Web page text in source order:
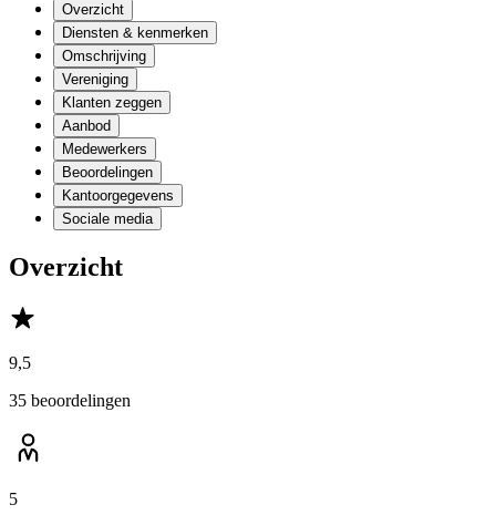
Overzicht
Diensten & kenmerken
Omschrijving
Vereniging
Klanten zeggen
Aanbod
Medewerkers
Beoordelingen
Kantoorgegevens
Sociale media
Overzicht
9,5
35 beoordelingen
5